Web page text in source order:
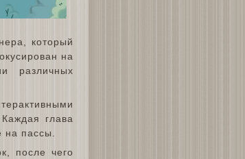
который
на
различных
глава
на пассы.
после чего